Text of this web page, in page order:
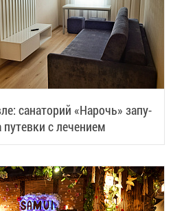
са­на­то­рий «На­рочь» за­пу­
с ле­че­ни­ем